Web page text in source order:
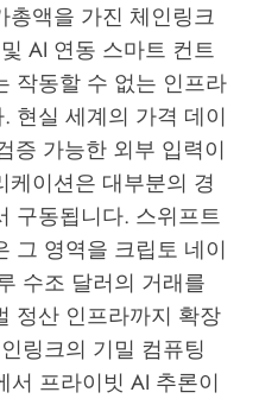
액을 가진 체인링크
AI 연동 스마트 컨트
작동할 수 없는 인프라
현실 세계의 가격 데이
증 가능한 외부 입력이
이션은 대부분의 경
구동됩니다. 스위프트
그 영역을 크립토 네이
수조 달러의 거래를
정산 인프라까지 확장
링크의 기밀 컴퓨팅
프라이빗 AI 추론이